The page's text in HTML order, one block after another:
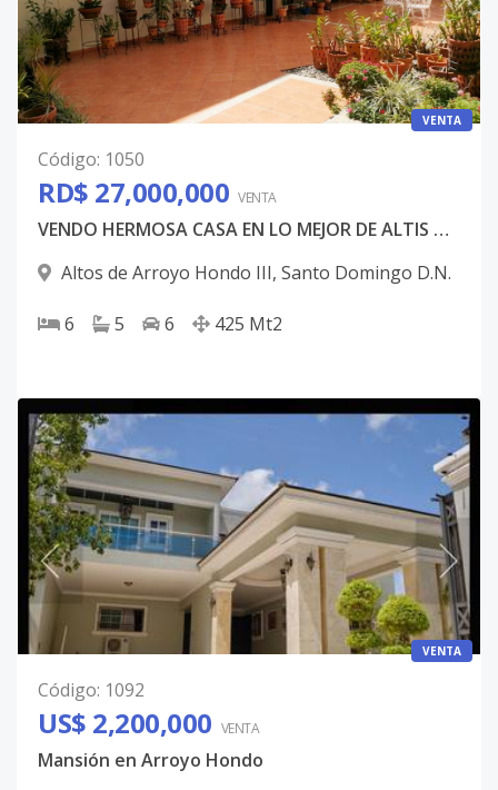
VENTA
Código: 1050
RD$ 27,000,000 VENTA
VENDO HERMOSA CASA EN LO MEJOR DE ALTIS DE ARROYO HONDO III.
Altos de Arroyo Hondo III, Santo Domingo D.N.
6 5 6 425 Mt2
VENTA
Código: 1092
US$ 2,200,000 VENTA
Mansión en Arroyo Hondo